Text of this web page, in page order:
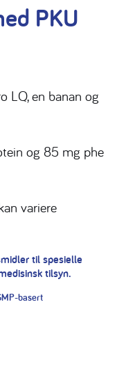
PKU
LQ, en banan og
og 85 mg phe
variere
til spesielle
tilsyn.
basert